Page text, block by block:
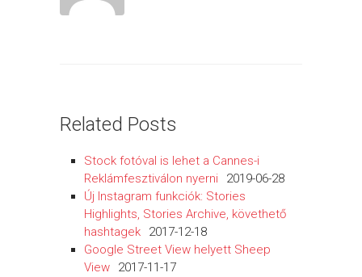
Related Posts
Stock fotóval is lehet a Cannes-i
Reklámfesztiválon nyerni
2019-06-28
Új Instagram funkciók: Stories
Highlights, Stories Archive, követhető
hashtagek
2017-12-18
Google Street View helyett Sheep
View
2017-11-17